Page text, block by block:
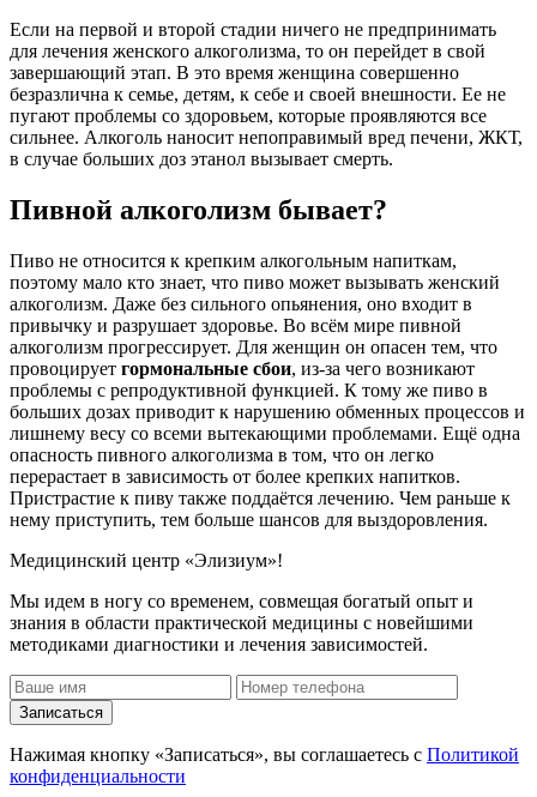
Если на первой и второй стадии ничего не предпринимать
для лечения женского алкоголизма, то он перейдет в свой
завершающий этап. В это время женщина совершенно
безразлична к семье, детям, к себе и своей внешности. Ее не
пугают проблемы со здоровьем, которые проявляются все
сильнее. Алкоголь наносит непоправимый вред печени, ЖКТ,
в случае больших доз этанол вызывает смерть.
Пивной алкоголизм бывает?
Пиво не относится к крепким алкогольным напиткам,
поэтому мало кто знает, что пиво может вызывать женский
алкоголизм. Даже без сильного опьянения, оно входит в
привычку и разрушает здоровье. Во всём мире пивной
алкоголизм прогрессирует. Для женщин он опасен тем, что
провоцирует гормональные сбои, из-за чего возникают
проблемы с репродуктивной функцией. К тому же пиво в
больших дозах приводит к нарушению обменных процессов и
лишнему весу со всеми вытекающими проблемами. Ещё одна
опасность пивного алкоголизма в том, что он легко
перерастает в зависимость от более крепких напитков.
Пристрастие к пиву также поддаётся лечению. Чем раньше к
нему приступить, тем больше шансов для выздоровления.
Медицинский центр «Элизиум»!
Мы идем в ногу со временем, совмещая богатый опыт и
знания в области практической медицины с новейшими
методиками диагностики и лечения зависимостей.
Записаться
Нажимая кнопку «Записаться», вы соглашаетесь с Политикой
конфиденциальности